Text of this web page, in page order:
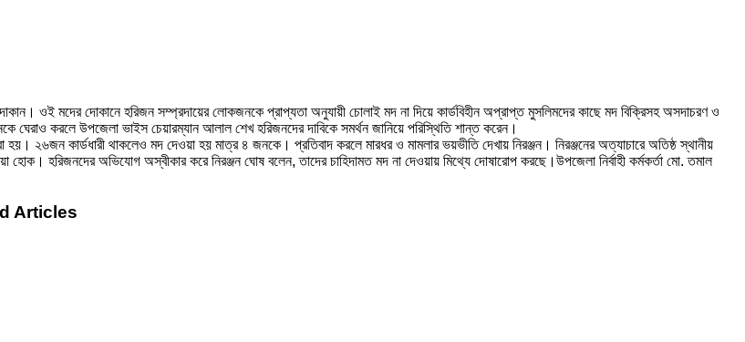
ওই মদের দোকানে হরিজন সম্প্রদায়ের লোকজনকে প্রাপ্যতা অনুযায়ী চোলাই মদ না দিয়ে কার্ডবিহীন অপ্রাপ্ত মুসলিমদের কাছে মদ বিক্রিসহ অসদাচরণ ও
ঘেরাও করলে উপজেলা ভাইস চেয়ারম্যান আলাল শেখ হরিজনদের দাবিকে সমর্থন জানিয়ে পরিস্থিতি শান্ত করেন।
হয়। ২৬জন কার্ডধারী থাকলেও মদ দেওয়া হয় মাত্র ৪ জনকে। প্রতিবাদ করলে মারধর ও মামলার ভয়ভীতি দেখায় নিরঞ্জন। নিরঞ্জনের অত্যাচারে অতিষ্ঠ স্থানীয়
হরিজনদের অভিযোগ অস্বীকার করে নিরঞ্জন ঘোষ বলেন, তাদের চাহিদামত মদ না দেওয়ায় মিথ্যে দোষারোপ করছে।উপজেলা নির্বাহী কর্মকর্তা মো. তমাল
Articles